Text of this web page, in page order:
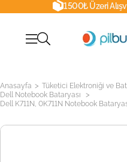
1500₺ Üzeri
Anasayfa > Tüketici Elektroniği ve
Dell Notebook Bataryası >
Dell K711N, 0K711N Notebook